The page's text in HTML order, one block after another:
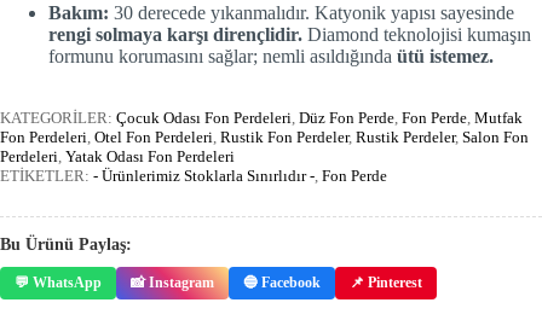
Bakım: 30 derecede yıkanmalıdır. Katyonik yapısı sayesinde
rengi solmaya karşı dirençlidir. Diamond teknolojisi kumaşın
formunu korumasını sağlar; nemli asıldığında ütü istemez.
KATEGORİLER: Çocuk Odası Fon Perdeleri Düz Fon Perde Fon Perde Mutfak
Fon Perdeleri Otel Fon Perdeleri Rustik Fon Perdeler, Rustik Perdeler, Salon Fon
Perdeleri Yatak Odası Fon Perdeleri
ETİKETLER: - Ürünlerimiz Stoklarla Sınırlıdır - Fon Perde
Bu Ürünü Paylaş:
💬 WhatsApp 📸 Instagram 🔵 Facebook 📌 Pinterest